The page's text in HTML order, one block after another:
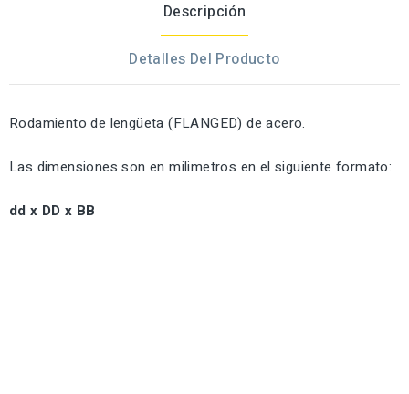
Descripción
Detalles Del Producto
Rodamiento de lengüeta (FLANGED) de acero.
Las dimensiones son en milimetros en el siguiente formato:
dd x DD x BB